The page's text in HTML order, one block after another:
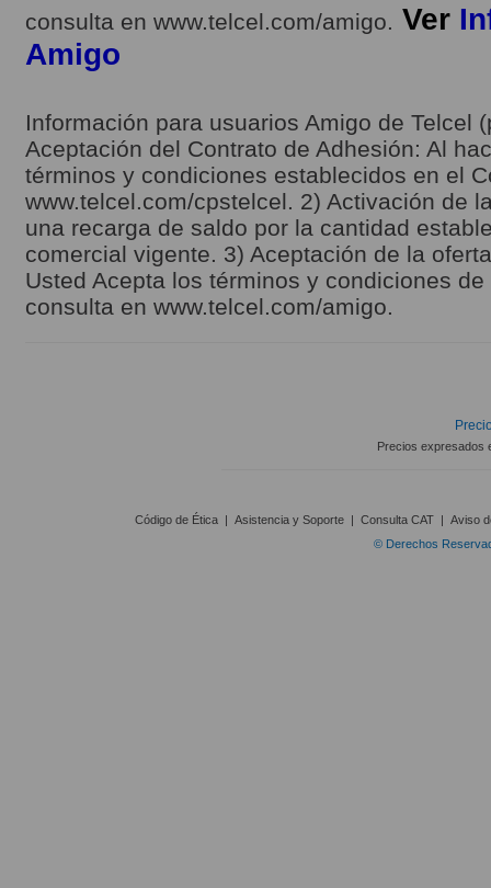
consulta en www.telcel.com/amigo. Ver
Amigo
Información para usuarios Amigo de Telcel
Aceptación del Contrato de Adhesión: Al
términos y condiciones establecidos en el
www.telcel.com/cpstelcel. 2) Activación de
una recarga de saldo por la cantidad
comercial vigente. 3) Aceptación de la
Usted Acepta los términos y condiciones
consulta en www.telcel.com/amigo.
Precios expresados
Código de Ética | Asistencia y Soporte | Consulta CAT | Aviso
© Derechos